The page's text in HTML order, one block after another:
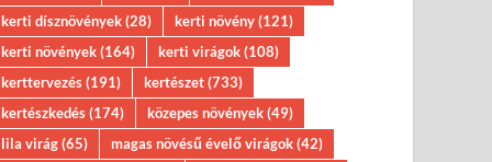
kerti dísznövények(28) kerti növény(121)
kerti növények(164) kerti virágok(108)
kerttervezés(191) kertészet(733)
kertészkedés(174) közepes növények(49)
lila virág(65) magas növésű évelő virágok(42)